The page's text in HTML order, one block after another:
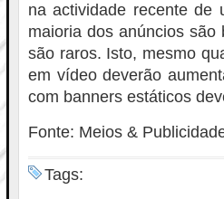
na actividade recente de
maioria dos anúncios
são raros. Isto, mesmo
em vídeo deverão
com banners estáticos
Fonte: Meios &
Tags: